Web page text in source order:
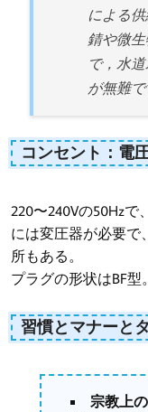
による
錆や微
で，水
が無難で
コンセント：電
220〜240Vの50Hzで
には変圧器が必要で
所もある。
プラグの形状はBF型
習慣とマナーと
宗教上